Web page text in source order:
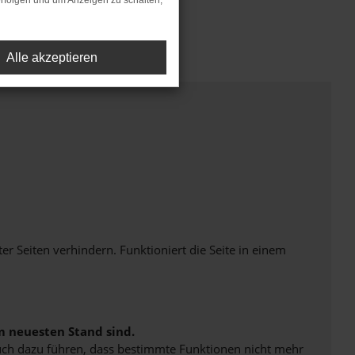
Seiten verhindern. Funktioniert die Seite in einem
neuesten Stand sind.
dazu führen, dass bestimmte Funktionen nicht mehr
Alle akzeptieren